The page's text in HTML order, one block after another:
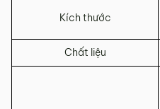
Kích thước
Chất liệu